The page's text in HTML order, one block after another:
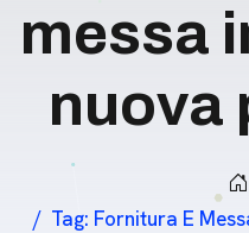
messa
nuova
Tag: Fornitura E